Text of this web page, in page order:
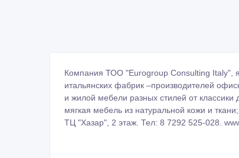
Компания ТОО "Eurogroup Consulting Italy",
итальянских фабрик –производителей
и жилой мебели разных стилей от
мягкая мебель из натуральной кожи и
ТЦ "Хазар", 2 этаж. Тел: 8 7292 525-028.